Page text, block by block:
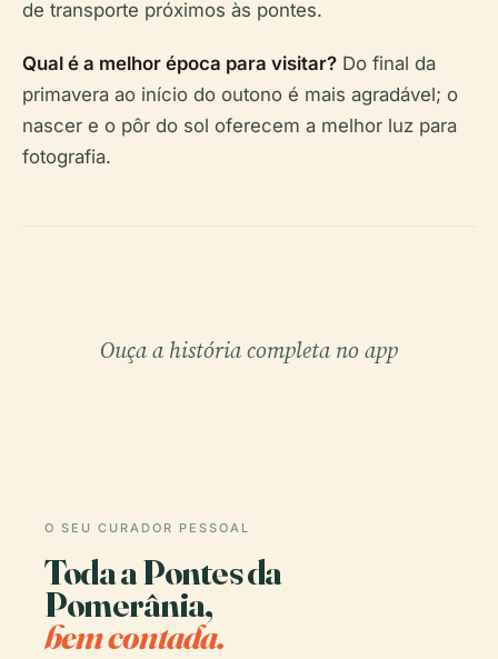
de transporte próximos às pontes.
Qual é a melhor época para visitar? Do final da
primavera ao início do outono é mais agradável; o
nascer e o pôr do sol oferecem a melhor luz para
fotografia.
Ouça a história completa no app
O SEU CURADOR PESSOAL
Toda a Pontes da
Pomerânia,
bem contada.